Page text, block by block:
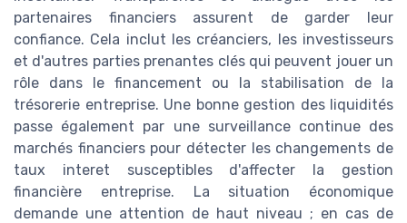
partenaires financiers assurent de garder leur
confiance. Cela inclut les créanciers, les investisseurs
et d'autres parties prenantes clés qui peuvent jouer un
rôle dans le financement ou la stabilisation de la
trésorerie entreprise. Une bonne gestion des liquidités
passe également par une surveillance continue des
marchés financiers pour détecter les changements de
taux interet susceptibles d'affecter la gestion
financière entreprise. La situation économique
demande une attention de haut niveau ; en cas de